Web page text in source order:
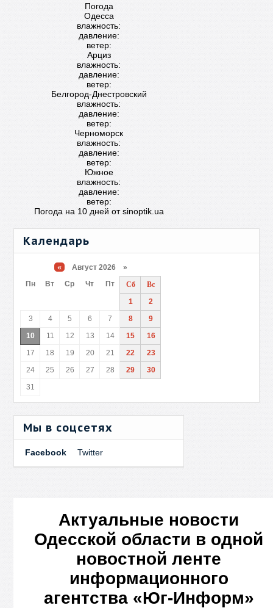
Погода
Одесса
влажность:
давление:
ветер:
Арциз
влажность:
давление:
ветер:
Белгород-Днестровский
влажность:
давление:
ветер:
Черноморск
влажность:
давление:
ветер:
Южное
влажность:
давление:
ветер:
Погода на 10 дней отsinoptik.ua
Календарь
« Август 2026 »
Пн
Вт Ср Чт Пт Сб
Вс
1
2
3
4 5 6 7 8
9
10
11 12 13 14 15
16
17
18 19 20 21 22
23
24
25 26 27 28 29
30
31
Мы в соцсетях
Facebook Twitter
Актуальные новости
Одесской области в одной
новостной ленте
информационного
агентства «Юг-Информ»